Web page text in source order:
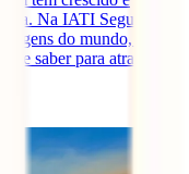
Na IATI Seguros
do mundo, por
de saber para atravessar